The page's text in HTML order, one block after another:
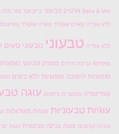
Bake & Mor ארטיק טבעוני בייק אנד מור חלה
ללא אפייה טארט שוקולד טארט שוקולד
ללא אפייה טבעוני טבעוני טעים
מאפינס גבינות וזיתים ממתק טבעוני
סופגניות לחנוכה סופגניות ללא ביצים
קונדיטוריה סופגניית פיסטוק עוגה
עוגיות טבעוניות עוגיות מגולגלות
עוגיות קורצנים עוגת גבינה טבעונית עוגת